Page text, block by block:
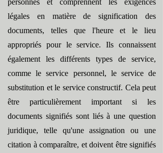
personnes et comprennent les exigences
légales en matière de signification des
documents, telles que l'heure et le lieu
appropriés pour le service. Ils connaissent
également les différents types de service,
comme le service personnel, le service de
substitution et le service constructif. Cela peut
être particulièrement important si les
documents signifiés sont liés à une question
juridique, telle qu'une assignation ou une
citation à comparaître, et doivent être signifiés